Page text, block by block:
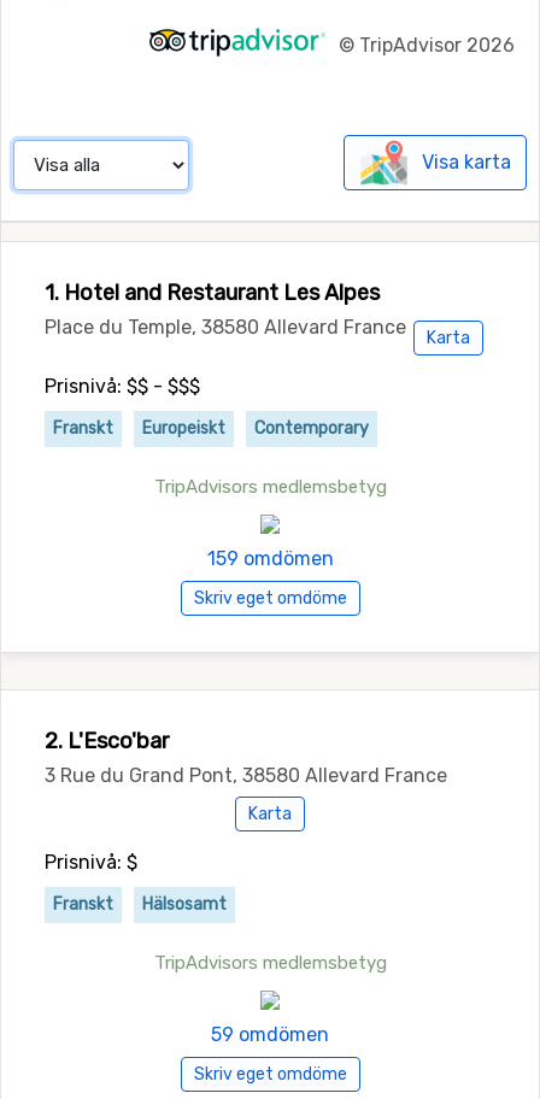
© TripAdvisor 2026
Visa karta
1. Hotel and Restaurant Les Alpes
Place du Temple, 38580 Allevard France Karta
Prisnivå: $$ - $$$
Franskt Europeiskt Contemporary
TripAdvisors medlemsbetyg
159 omdömen
Skriv eget omdöme
2. L'Esco'bar
3 Rue du Grand Pont, 38580 Allevard France
Karta
Prisnivå: $
Franskt Hälsosamt
TripAdvisors medlemsbetyg
59 omdömen
Skriv eget omdöme